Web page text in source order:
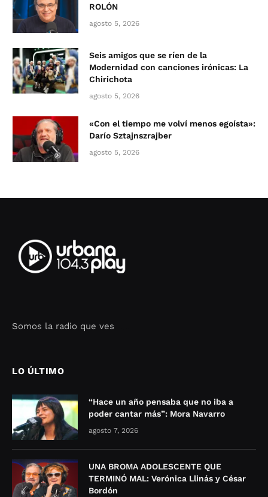
ROLÓN
agosto 5, 2026
Seis amigos que se ríen de la
Modernidad con canciones irónicas: La
Chirichota
agosto 5, 2026
«Con el tiempo me volví menos egoísta»:
Darío Sztajnszrajber
agosto 5, 2026
Somos la radio que ves
LO ÚLTIMO
“Hace un año pensaba que no iba a
poder cantar más”: Mora Navarro
agosto 7, 2026
UNA BROMA ADOLESCENTE QUE
TERMINÓ MAL: Verónica Llinás y César
Bordón